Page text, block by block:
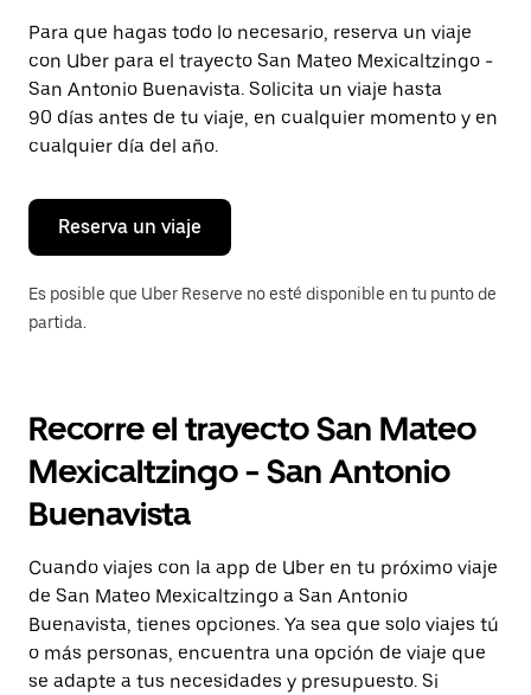
Presiona
la
tecla Esc
para
cerrar
el
calendario.
Para que hagas todo lo necesario, reserva un viaje
con Uber para el trayecto San Mateo Mexicaltzingo -
San Antonio Buenavista. Solicita un viaje hasta
90 días antes de tu viaje, en cualquier momento y en
cualquier día del año.
Reserva un viaje
Es posible que Uber Reserve no esté disponible en tu punto de
partida.
Recorre el trayecto San Mateo
Mexicaltzingo - San Antonio
Buenavista
Cuando viajes con la app de Uber en tu próximo viaje
de San Mateo Mexicaltzingo a San Antonio
Buenavista, tienes opciones. Ya sea que solo viajes tú
o más personas, encuentra una opción de viaje que
se adapte a tus necesidades y presupuesto. Si